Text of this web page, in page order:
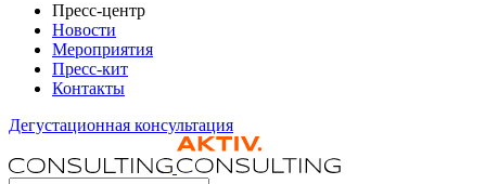
Пресс-центр
Новости
Мероприятия
Пресс-кит
Контакты
Дегустационная консультация